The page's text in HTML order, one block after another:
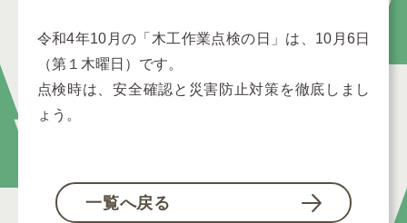
令和4年10月の「木工作業点検の日」は、10月6日
（第１木曜日）です。
点検時は、安全確認と災害防止対策を徹底しまし
ょう。
一覧へ戻る